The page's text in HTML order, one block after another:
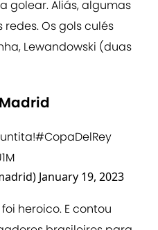
golear. Aliás, algumas
Os gols culés
Lewandowski (duas
#CopaDelRey
January 19, 2023
heroico. E contou